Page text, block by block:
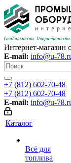
Интернет-магазин
E-mail: info@u-
+7 (812) 602-70-48
+7 (812) 602-70-48
E-mail: info@u-
Каталог
Всё для
топлива